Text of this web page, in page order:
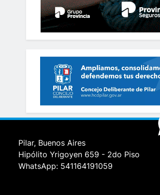
Pilar, Buenos Aires
Hipólito Yrigoyen 659 - 2do Piso
WhatsApp: 541164191059